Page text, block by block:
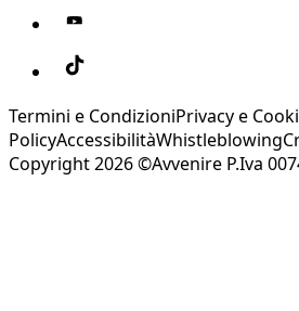
Termini e CondizioniPrivacy e
PolicyAccessibilitàWhistleblowing
Copyright 2026 ©Avvenire P.Iva